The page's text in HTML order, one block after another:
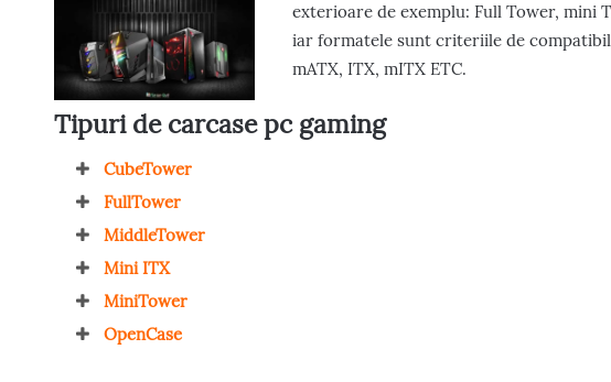
exterioare de exemplu: Full Tower, mini
iar formatele sunt criteriile de
mATX, ITX, mITX ETC.
Tipuri de carcase pc gaming
CubeTower
FullTower
MiddleTower
Mini ITX
MiniTower
OpenCase